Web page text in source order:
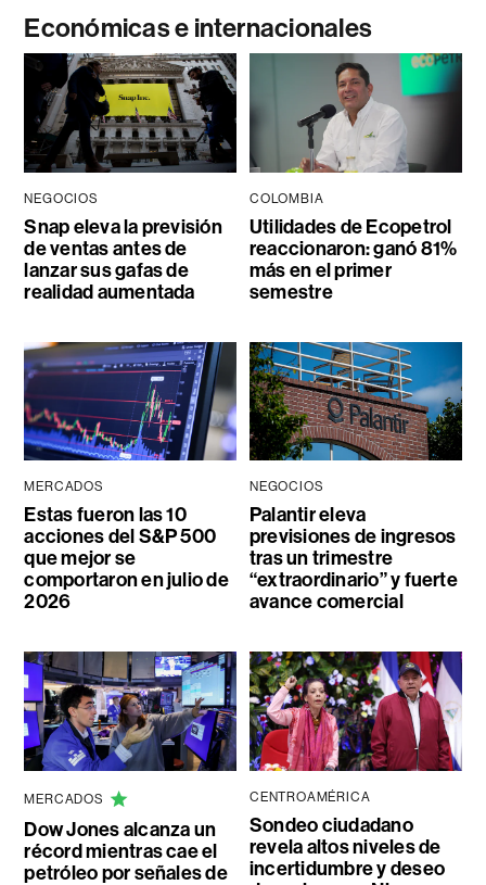
Económicas e internacionales
NEGOCIOS
Snap eleva la previsión
de ventas antes de
lanzar sus gafas de
realidad aumentada
COLOMBIA
Utilidades de Ecopetrol
reaccionaron: ganó 81%
más en el primer
semestre
MERCADOS
Estas fueron las 10
acciones del S&P 500
que mejor se
comportaron en julio de
2026
NEGOCIOS
Palantir eleva
previsiones de ingresos
tras un trimestre
“extraordinario” y fuerte
avance comercial
MERCADOS
Dow Jones alcanza un
récord mientras cae el
petróleo por señales de
CENTROAMÉRICA
Sondeo ciudadano
revela altos niveles de
incertidumbre y deseo